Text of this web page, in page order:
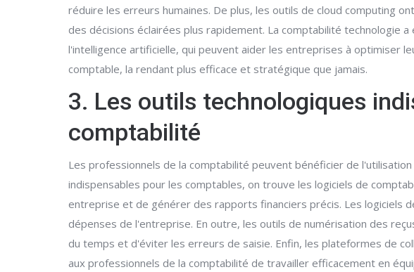
réduire les erreurs humaines. De plus, les outils de cloud computing
des décisions éclairées plus rapidement. La comptabilité technologie
l'intelligence artificielle, qui peuvent aider les entreprises à optimiser
comptable, la rendant plus efficace et stratégique que jamais.
3. Les outils technologiques
comptabilité
Les professionnels de la comptabilité peuvent bénéficier de
indispensables pour les comptables, on trouve les logiciels de
entreprise et de générer des rapports financiers précis. Les logiciels
dépenses de l'entreprise. En outre, les outils de numérisation des
du temps et d'éviter les erreurs de saisie. Enfin, les plateformes de
aux professionnels de la comptabilité de travailler efficacement en